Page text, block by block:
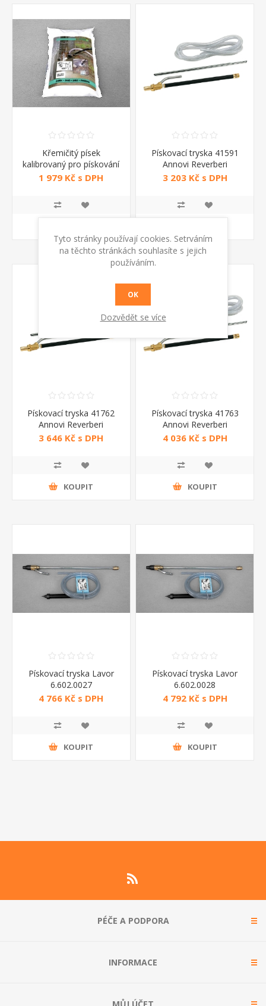
Křemičitý písek
kalibrovaný pro pískování
Lavor
1 979 Kč s DPH
Pískovací tryska 41591
Annovi Reverberi
3 203 Kč s DPH
Pískovací tryska 41762
Annovi Reverberi
3 646 Kč s DPH
KOUPIT
Pískovací tryska 41763
Annovi Reverberi
4 036 Kč s DPH
KOUPIT
Pískovací tryska Lavor
6.602.0027
4 766 Kč s DPH
KOUPIT
Pískovací tryska Lavor
6.602.0028
4 792 Kč s DPH
KOUPIT
PÉČE A PODPORA
INFORMACE
MŮJ ÚČET
Tyto stránky používají cookies. Setrváním
na těchto stránkách souhlasíte s jejich
používáním.
OK
Dozvědět se více